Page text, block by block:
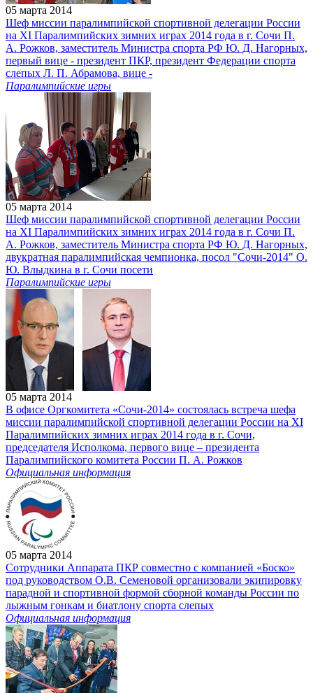
05 марта 2014
Шеф миссии паралимпийской спортивной делегации России
на XI Паралимпийских зимних играх 2014 года в г. Сочи П.
А. Рожков, заместитель Министра спорта РФ Ю. Д. Нагорных,
первый вице - президент ПКР, президент Федерации спорта
слепых Л. П. Абрамова, вице -
Паралимпийские игры
05 марта 2014
Шеф миссии паралимпийской спортивной делегации России
на XI Паралимпийских зимних играх 2014 года в г. Сочи П.
А. Рожков, заместитель Министра спорта РФ Ю. Д. Нагорных,
двукратная паралимпийская чемпионка, посол "Сочи-2014" О.
Ю. Влыдкина в г. Сочи посети
Паралимпийские игры
05 марта 2014
В офисе Оргкомитета «Сочи-2014» состоялась встреча шефа
миссии паралимпийской спортивной делегации России на XI
Паралимпийских зимних играх 2014 года в г. Сочи,
председателя Исполкома, первого вице – президента
Паралимпийского комитета России П. А. Рожков
Официальная информация
05 марта 2014
Сотрудники Аппарата ПКР совместно с компанией «Боско»
под руководством О.В. Семеновой организовали экипировку
парадной и спортивной формой сборной команды России по
лыжным гонкам и биатлону спорта слепых
Официальная информация